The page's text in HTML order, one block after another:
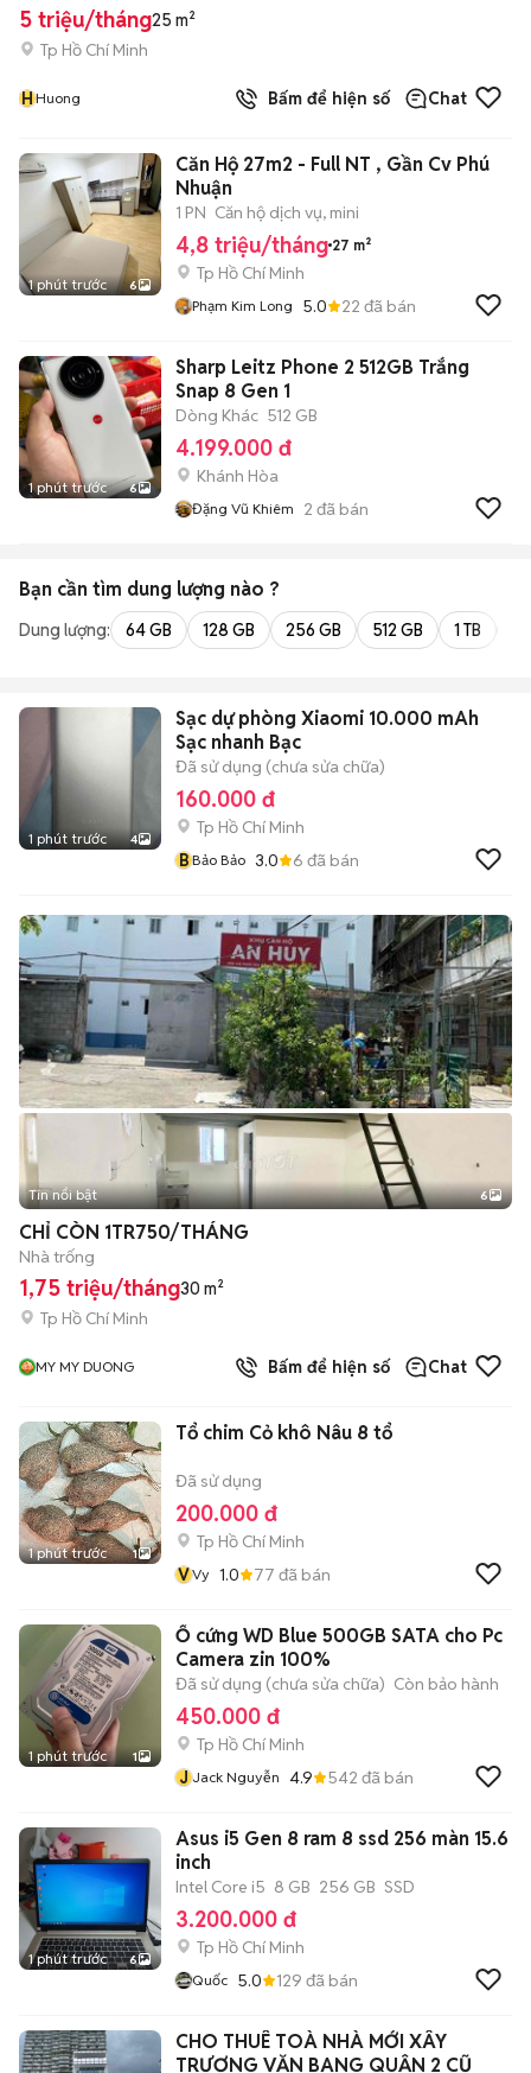
5 triệu/tháng25 m²
Tp Hồ Chí Minh
HHuong Bấm để hiện số Chat
1 phút trước 6
Căn Hộ 27m2 - Full NT , Gần Cv Phú
Nhuận
1 PN Căn hộ dịch vụ, mini
4,8 triệu/tháng 27 m²
Tp Hồ Chí Minh
Phạm Kim Long 5.0 22 đã bán
1 phút trước 6
Sharp Leitz Phone 2 512GB Trắng
Snap 8 Gen 1
Dòng Khác 512 GB
4.199.000 đ
Khánh Hòa
Đặng Vũ Khiêm 2 đã bán
Bạn cần tìm dung lượng nào ?
Dung lượng: 64 GB 128 GB 256 GB 512 GB 1 TB
1 phút trước 4
Sạc dự phòng Xiaomi 10.000 mAh
Sạc nhanh Bạc
Đã sử dụng (chưa sửa chữa)
160.000 đ
Tp Hồ Chí Minh
BBảo Bảo 3.0 6 đã bán
+2
Tin nổi bật 6
CHỈ CÒN 1TR750/THÁNG
Nhà trống
1,75 triệu/tháng30 m²
Tp Hồ Chí Minh
MY MY DUONG Bấm để hiện số Chat
1 phút trước 1
Tổ chim Cỏ khô Nâu 8 tổ
Đã sử dụng
200.000 đ
Tp Hồ Chí Minh
VVy 1.0 77 đã bán
1 phút trước 1
Ổ cứng WD Blue 500GB SATA cho Pc
Camera zin 100%
Đã sử dụng (chưa sửa chữa) Còn bảo hành
450.000 đ
Tp Hồ Chí Minh
J Jack Nguyễn 4.9 542 đã bán
1 phút trước 6
Asus i5 Gen 8 ram 8 ssd 256 màn 15.6
inch
Intel Core i5 8 GB 256 GB SSD
3.200.000 đ
Tp Hồ Chí Minh
Quốc 5.0 129 đã bán
CHO THUÊ TOÀ NHÀ MỚI XÂY
TRƯƠNG VĂN BANG QUẬN 2 CŨ